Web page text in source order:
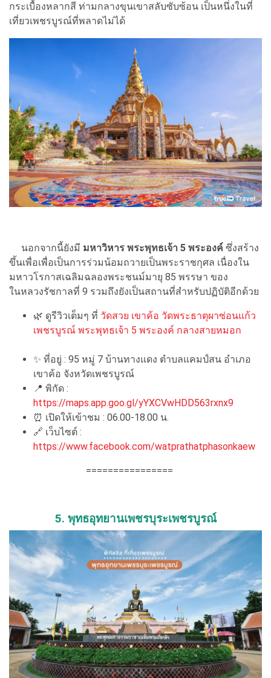
กระเบื้องหลากสี ท่ามกลางขุนเขาสลับซับซ้อน เป็นหนึ่งในที่
เที่ยวเพชรบูรณ์ที่พลาดไม่ได้
นอกจากนี้ยังมี มหาวิหาร พระพุทธเจ้า 5 พระองค์ ซึ่งสร้าง
ขึ้นเพื่อเพื่อเป็นการร่วมน้อมถวายเป็นพระราชกุศล เนื่องใน
มหาวโรกาสเฉลิมฉลองพระชนม์มายุ 85 พรรษา ของ
ในหลวงรัชกาลที่ 9 รวมถึงยังเป็นสถานที่สำหรับปฏิบัติอีกด้วย
🌿 ดูรีวิวเต็มๆ ที่ วัดสวย เขาค้อ วัดพระธาตุผาซ่อนแก้ว
เพชรบูรณ์ พระพุทธเจ้า 5 พระองค์ กลางสายหมอก
✨ ที่อยู่ : 95 หมู่ 7 บ้านทางแดง ตำบลแคมป์สน อำเภอ
เขาค้อ จังหวัดเพชรบูรณ์
📍 พิกัด :
https://maps.app.goo.gl/yYXCVwHDD563rxnx9
⏰ เปิดให้เข้าชม : 06.00-18.00 น.
🔗 เว็บไซต์ :
https://www.facebook.com/watprathatphasonkaew
================
5. พุทธอุทยานเพชรบุระเพชรบูรณ์